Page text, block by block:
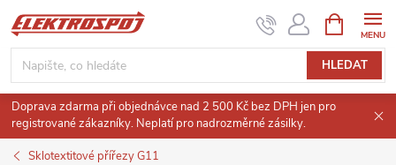
Přejít
na
obsah
HLEDAT
NÁKUPNÍ
KOŠÍK
Doprava zdarma při objednávce nad 2 500 Kč bez DPH jen pro
registrované zákazníky. Neplatí pro nadrozměrné zásilky.
Sklotextitové přířezy G11